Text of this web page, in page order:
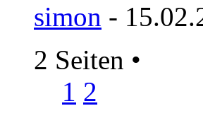
simon -
2 Seiten •
1 2